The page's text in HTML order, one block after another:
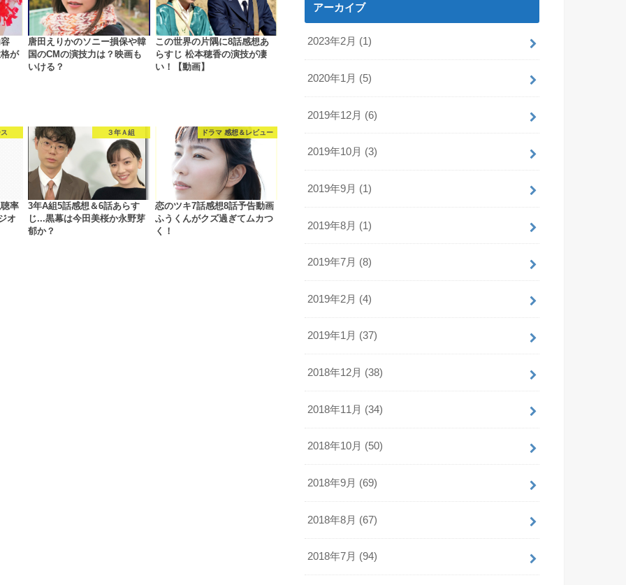
が
唐田えりかのソニー損保や韓
国のCMの演技力は？映画も
いける？
この世界の片隅に8話感想あ
らすじ 松本穂香の演技が凄
い！【動画】
率
オ
３年Ａ組
3年A組5話感想＆6話あらす
じ...黒幕は今田美桜か永野芽
郁か？
ドラマ 感想＆レビュー
恋のツキ7話感想8話予告動画
ふうくんがクズ過ぎてムカつ
く！
アーカイブ
2023年2月 (1)
2020年1月 (5)
2019年12月 (6)
2019年10月 (3)
2019年9月 (1)
2019年8月 (1)
2019年7月 (8)
2019年2月 (4)
2019年1月 (37)
2018年12月 (38)
2018年11月 (34)
2018年10月 (50)
2018年9月 (69)
2018年8月 (67)
2018年7月 (94)